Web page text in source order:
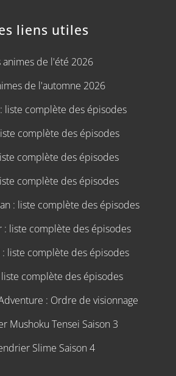
liens utiles
animes de l'été 2026
de l'automne 2026
liste complète des épisodes
complète des épisodes
complète des épisodes
complète des épisodes
: liste complète des épisodes
: liste complète des épisodes
: liste complète des épisodes
liste complète des épisodes
: Ordre de visionnage
Mushoku Tensei Saison 3
Slime Saison 4